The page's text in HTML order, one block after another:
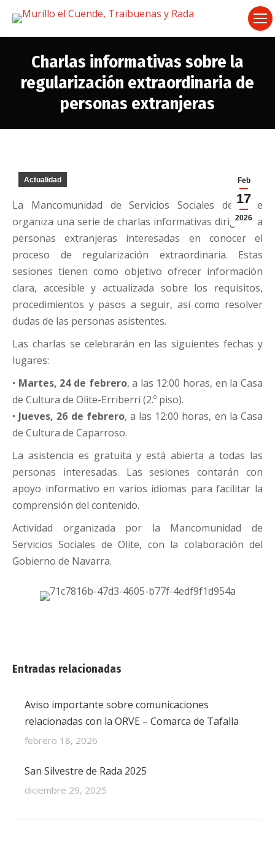
Charlas informativas sobre la
regularización extraordinaria de
personas extranjeras
Feb
17
2026
Actualidad
La Mancomunidad de Servicios Sociales de Olite
organiza una serie de charlas informativas dirigidas a
personas extranjeras interesadas en conocer el
proceso de regularización extraordinaria. Estas
sesiones tienen como objetivo ofrecer información
clara, accesible y actualizada sobre los requisitos,
procedimientos y pasos a seguir, así como resolver
dudas de las personas asistentes.
Las charlas se celebrarán en las siguientes fechas y
lugares:
• Martes, 24 de febrero, a las 12:00 horas, en la Casa
de Cultura de Olite-Erriberri (2.º piso).
• Jueves, 26 de febrero, a las 12:00 horas, en la Casa
de Cultura de Caparroso.
La asistencia es gratuita y está abierta a todas las
personas interesadas. Las sesiones contarán con
apoyo informativo en varios idiomas para facilitar la
comprensión del contenido.
Actividad organizada por la Mancomunidad de
Servicios Sociales de Olite, con la colaboración del
Gobierno de Navarra.
Entradas relacionadas
Aviso importante sobre comunicaciones
relacionadas con la ORVE – Comarca de Tafalla
febrero 18, 2026
San Silvestre de Rada 2025
diciembre 29, 2025